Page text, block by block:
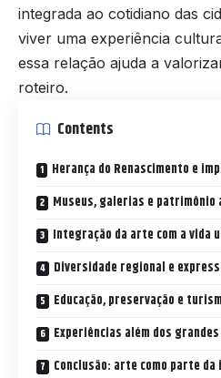
integrada ao cotidiano das
viver uma experiência
essa relação ajuda a
roteiro.
Contents
Herança do Renascimento e
Museus, galerias e patrimônio
Integração da arte com a vida
Diversidade regional e
Educação, preservação e
Experiências além dos
Conclusão: arte como parte